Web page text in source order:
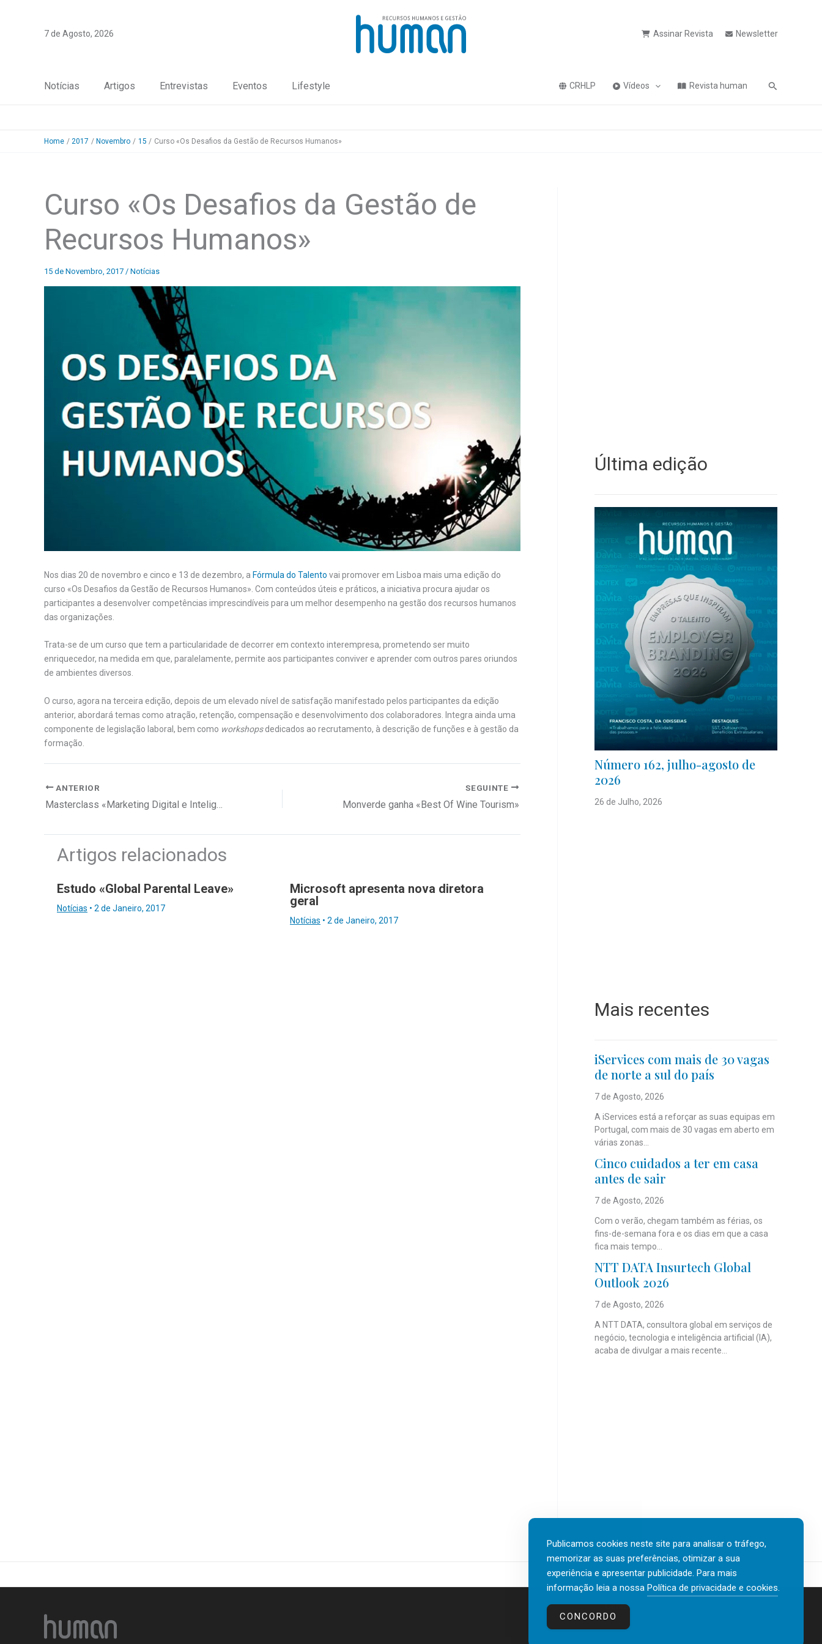
7 de Agosto, 2026 Assinar Revista Newsletter
Notícias Artigos Entrevistas Eventos Lifestyle CRHLP Vídeos Revista human Pesquisa
Home 2017 Novembro 15 Curso «Os Desafios da Gestão de Recursos Humanos»
Curso «Os Desafios da Gestão de
Recursos Humanos»
15 de Novembro, 2017 / Notícias
Nos dias 20 de novembro e cinco e 13 de dezembro, a Fórmula do Talento vai promover em Lisboa mais uma edição do
curso «Os Desafios da Gestão de Recursos Humanos». Com conteúdos úteis e práticos, a iniciativa procura ajudar os
participantes a desenvolver competências imprescindíveis para um melhor desempenho na gestão dos recursos humanos
das organizações.
Trata-se de um curso que tem a particularidade de decorrer em contexto interempresa, prometendo ser muito
enriquecedor, na medida em que, paralelamente, permite aos participantes conviver e aprender com outros pares oriundos
de ambientes diversos.
O curso, agora na terceira edição, depois de um elevado nível de satisfação manifestado pelos participantes da edição
anterior, abordará temas como atração, retenção, compensação e desenvolvimento dos colaboradores. Integra ainda uma
componente de legislação laboral, bem como workshopsdedicados ao recrutamento, à descrição de funções e à gestão da
formação.
ANTERIOR
Masterclass «Marketing Digital e Inteligência Emocional»
SEGUINTE
Monverde ganha «Best Of Wine Tourism»
Artigos relacionados
Estudo «Global Parental Leave»
Notícias • 2 de Janeiro, 2017
Microsoft apresenta nova diretora
geral
Notícias • 2 de Janeiro, 2017
Última edição
Número 162, julho-agosto de
2026
26 de Julho, 2026
Mais recentes
iServices com mais de 30 vagas
de norte a sul do país
7 de Agosto, 2026
A iServices está a reforçar as suas equipas em
Portugal, com mais de 30 vagas em aberto em
várias zonas...
Cinco cuidados a ter em casa
antes de sair
7 de Agosto, 2026
Com o verão, chegam também as férias, os
fins-de-semana fora e os dias em que a casa
fica mais tempo...
NTT DATA Insurtech Global
Outlook 2026
7 de Agosto, 2026
A NTT DATA, consultora global em serviços de
negócio, tecnologia e inteligência artificial (IA),
acaba de divulgar a mais recente...
Contactos
Publicamos cookies neste site para analisar o tráfego,
memorizar as suas preferências, otimizar a sua
experiência e apresentar publicidade. Para mais
informação leia a nossa Política de privacidade e cookies.
CONCORDO